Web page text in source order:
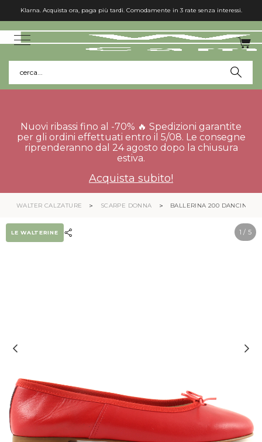
Klarna. Acquista ora, paga più tardi. Comodamente in 3 rate senza interessi.
cerca...
Nuovi ribassi fino al -70% 🔥 Spedizioni garantite
per gli ordini effettuati entro il 5/08. Le consegne
riprenderanno dal 24 agosto dopo la chiusura
estiva.
Acquista subito!
WALTER CALZATURE SCARPE DONNA BALLERINA 200 DANCING
1 / 5
LE WALTERINE